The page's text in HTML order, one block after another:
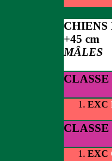
CHIENS
+45 cm
MÂLES
EXC
EXC